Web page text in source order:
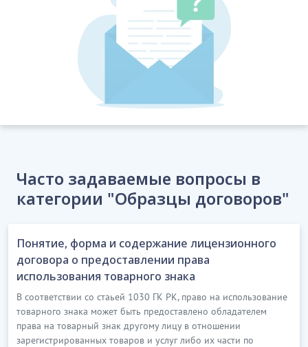
Часто задаваемые вопросы в
категории "Образцы договоров"
Понятие, форма и содержание лицензионного
договора о предоставлении права
использования товарного знака
В соответствии со стаьей 1030 ГК РК, право на использование
товарного знака может быть предоставлено обладателем
права на товарный знак другому лицу в отношении
зарегистрированных товаров и услуг либо их части по